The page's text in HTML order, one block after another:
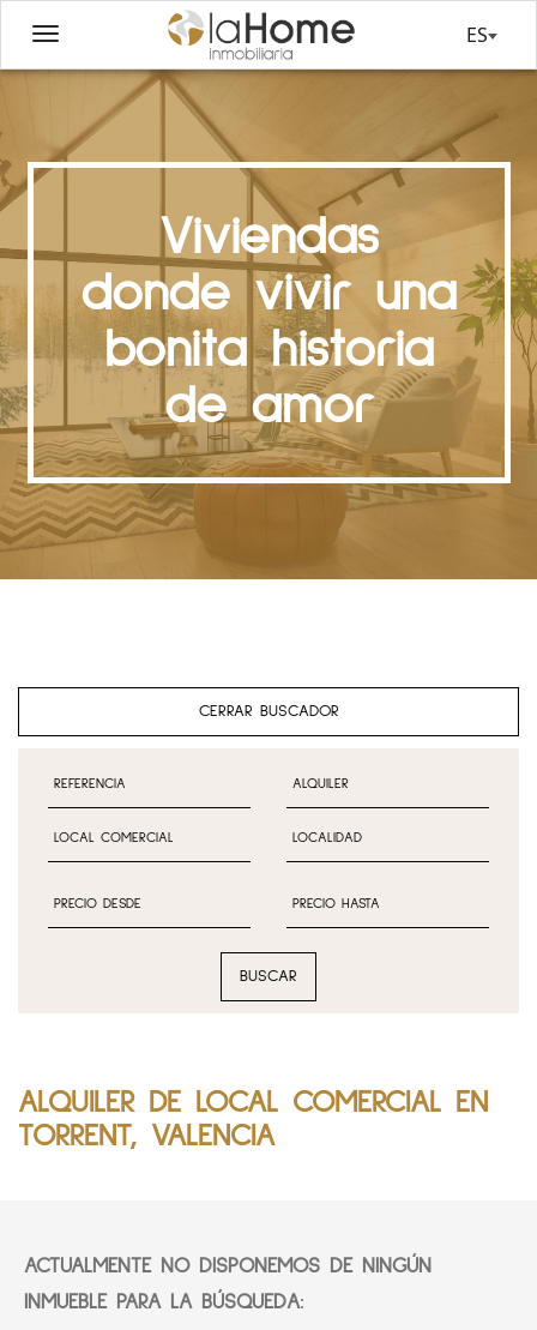
ES
Viviendas
donde vivir una
bonita historia
de amor
CERRAR BUSCADOR
BUSCAR
ALQUILER DE LOCAL COMERCIAL EN
TORRENT, VALENCIA
ACTUALMENTE NO DISPONEMOS DE NINGÚN
INMUEBLE PARA LA BÚSQUEDA: